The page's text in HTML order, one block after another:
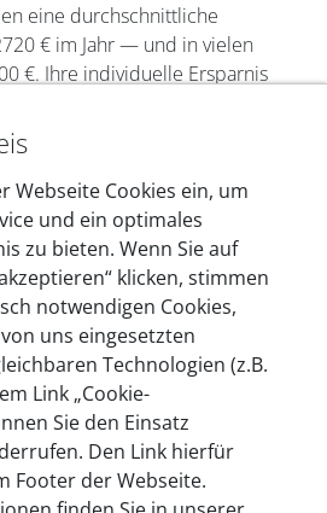
eine durchschnittliche
€ im Jahr — und in vielen
€. Ihre individuelle Ersparnis
PKW und dem Anteil der Privat-
Dabei lässt sich sagen, je höher
der Anteil der geschäftlichen
ist die Ersparnis gegenüber der
(€)
Webseite Cookies ein, um
und ein optimales
zu bieten. Wenn Sie auf
klicken, stimmen
notwendigen Cookies,
uns eingesetzten
Technologien (z.B.
Link „Cookie-
Sie den Einsatz
Den Link hierfür
Footer der Webseite.